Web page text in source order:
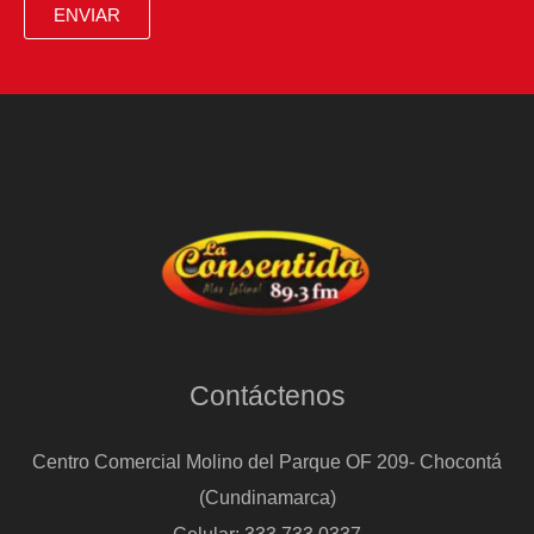
una
ENVIAR
Contáctenos
Centro Comercial Molino del Parque OF 209- Chocontá
(Cundinamarca)